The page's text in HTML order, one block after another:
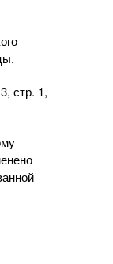
стр. 1,